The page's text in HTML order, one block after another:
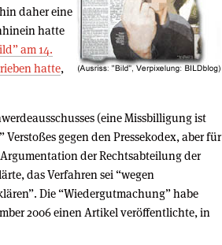
daher eine
hatte
am 14.
hatte,
(eine Missbilligung ist
gegen den Pressekodex, aber für
der Rechtsabteilung der
das Verfahren sei “wegen
Die “Wiedergutmachung” habe
2006 einen Artikel veröffentlichte, in